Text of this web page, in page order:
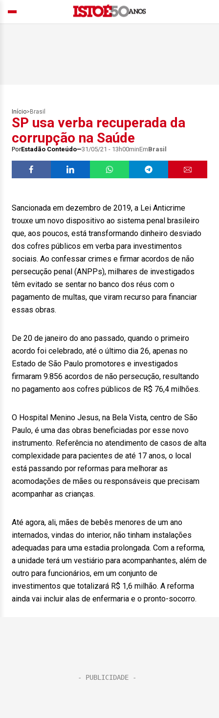
Início> Brasil
SP usa verba recuperada da
corrupção na Saúde
PorEstadão Conteúdo 31/05/21 - 13h00minEmBrasil
Sancionada em dezembro de 2019, a Lei Anticrime
trouxe um novo dispositivo ao sistema penal brasileiro
que, aos poucos, está transformando dinheiro desviado
dos cofres públicos em verba para investimentos
sociais. Ao confessar crimes e firmar acordos de não
persecução penal (ANPPs), milhares de investigados
têm evitado se sentar no banco dos réus com o
pagamento de multas, que viram recurso para financiar
essas obras.
De 20 de janeiro do ano passado, quando o primeiro
acordo foi celebrado, até o último dia 26, apenas no
Estado de São Paulo promotores e investigados
firmaram 9.856 acordos de não persecução, resultando
no pagamento aos cofres públicos de R$ 76,4 milhões.
O Hospital Menino Jesus, na Bela Vista, centro de São
Paulo, é uma das obras beneficiadas por esse novo
instrumento. Referência no atendimento de casos de alta
complexidade para pacientes de até 17 anos, o local
está passando por reformas para melhorar as
acomodações de mães ou responsáveis que precisam
acompanhar as crianças.
Até agora, ali, mães de bebês menores de um ano
internados, vindas do interior, não tinham instalações
adequadas para uma estadia prolongada. Com a reforma,
a unidade terá um vestiário para acompanhantes, além de
outro para funcionários, em um conjunto de
investimentos que totalizará R$ 1,6 milhão. A reforma
ainda vai incluir alas de enfermaria e o pronto-socorro.